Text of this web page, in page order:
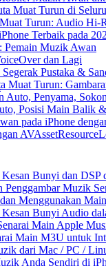
Muat Turun di
Turun: Audio Hi-
Terbaik pada
Pemain Muzik Awan
dan Lagi
Pustaka &
Muat Turun:
Auto, Penyama,
Posisi Main Balik
pada iPhone
Bunyi dan DSP
Penggambar Muzik
Menggunakan
Bunyi Audio
Main Apple
Main M3U untuk
dari Mac / PC /
Anda Sendiri di